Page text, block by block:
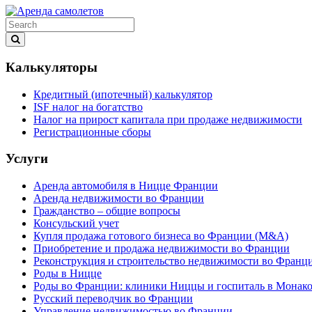
Калькуляторы
Кредитный (ипотечный) калькулятор
ISF налог на богатство
Налог на прирост капитала при продаже недвижимости
Регистрационные сборы
Услуги
Аренда автомобиля в Ницце Франции
Аренда недвижимости во Франции
Гражданство – общие вопросы
Консульский учет
Купля продажа готового бизнеса во Франции (M&A)
Приобретение и продажа недвижимости во Франции
Реконструкция и строительство недвижимости во
Роды в Ницце
Роды во Франции: клиники Ниццы и госпиталь в Монако
Русский переводчик во Франции